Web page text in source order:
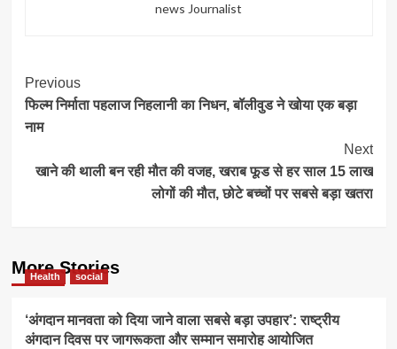
news Journalist
Post
Navigation
Previous
फिल्म निर्माता पहलाज निहलानी का निधन, बॉलीवुड ने खोया एक बड़ा
नाम
Next
खाने की थाली बन रही मौत की वजह, खराब फूड से हर साल 15 लाख
लोगों की मौत, छोटे बच्चों पर सबसे बड़ा खतरा
More Stories
Health social
‘अंगदान मानवता को दिया जाने वाला सबसे बड़ा उपहार’: राष्ट्रीय
अंगदान दिवस पर जागरूकता और सम्मान समारोह आयोजित